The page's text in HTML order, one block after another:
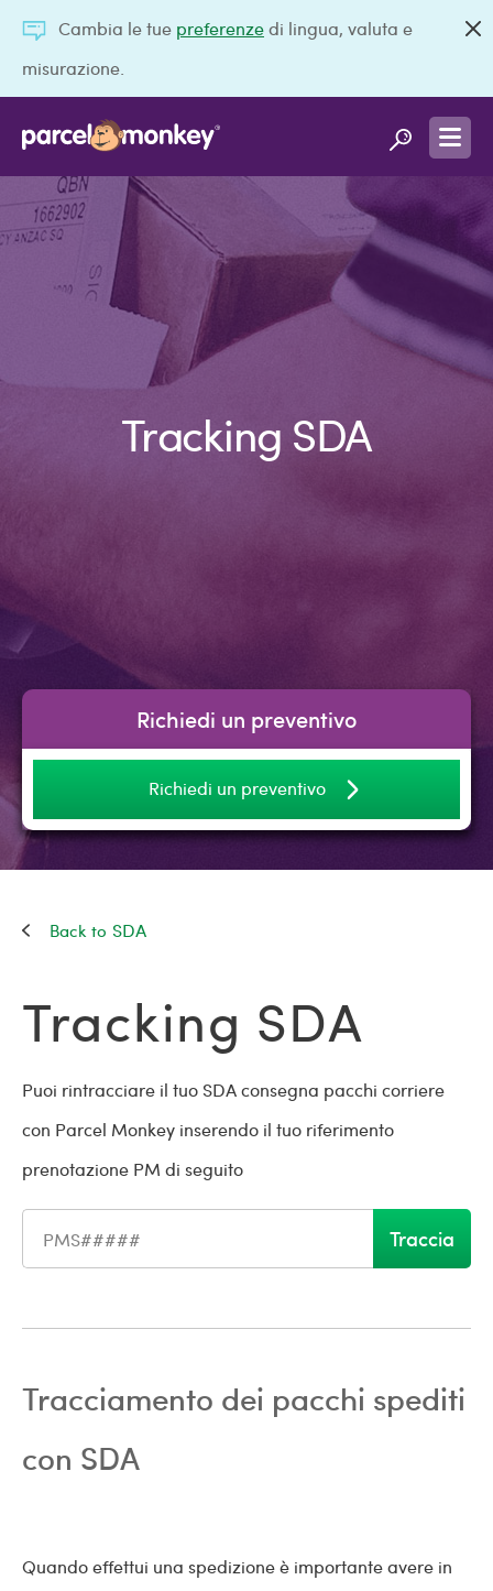
Cambia le tue preferenzedi lingua, valuta e
misurazione.
Tracking SDA
Richiedi un preventivo
Richiedi un preventivo
SDA
Tracking SDA
Puoi rintracciare il tuo SDA consegna pacchi corriere
con Parcel Monkey inserendo il tuo riferimento
prenotazione PM di seguito
Numero di spedizione Traccia
Tracciamento dei pacchi spediti
con SDA
Quando effettui una spedizione è importante avere in